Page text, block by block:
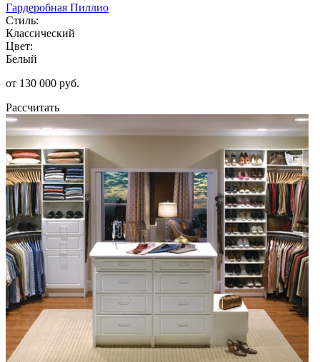
Гардеробная Пиллио
Стиль:
Классический
Цвет:
Белый
от 130 000 руб.
Рассчитать